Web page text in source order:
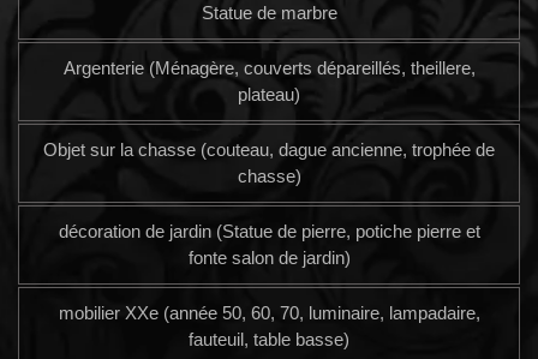
Statue de marbre
Argenterie (Ménagère, couverts dépareillés, theillere,
plateau)
Objet sur la chasse (couteau, dague ancienne, trophée de
chasse)
décoration de jardin (Statue de pierre, potiche pierre et
fonte salon de jardin)
mobilier XXe (année 50, 60, 70, luminaire, lampadaire,
fauteuil, table basse)